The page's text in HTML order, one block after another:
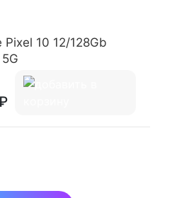
Pixel 10 12/128Gb